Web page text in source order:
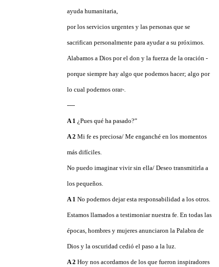
ayuda humanitaria,
por los servicios urgentes y las personas que se
sacrifican personalmente para ayudar a su próximos.
Alabamos a Dios por el don y la fuerza de la oración -
porque siempre hay algo que podemos hacer; algo por
lo cual podemos orar-.
----
A 1 ¿Pues qué ha pasado?”
A2 Mife es preciosa/ Me enganché en los momentos
más difíciles.
No puedo imaginar vivir sin ella/ Deseo transmitirla a
los pequeños.
A 1 No podemos dejar esta responsabilidad a los otros.
Estamos llamados a testimoniar nuestra fe. En todas las
épocas, hombres y mujeres anunciaron la Palabra de
Dios y la oscuridad cedió el paso a la luz.
A 2 Hoy nos acordamos de los que fueron inspiradores